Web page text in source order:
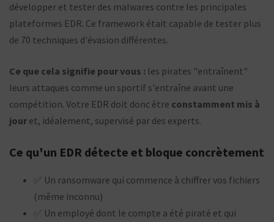
développer et tester des malwares contre les principales
plateformes EDR. Ce framework était capable de tester plus
de 70 techniques d'évasion différentes.
Ce que cela signifie pour vous : les pirates "entraînent"
leurs attaques comme un sportif s'entraîne avant une
compétition. Votre EDR doit donc être constamment mis à
jour et, idéalement, supervisé par des experts.
Ce qu'un EDR détecte et bloque concrètement
✅ Un ransomware qui commence à chiffrer vos fichiers
(même inconnu)
✅ Un employé dont le compte a été piraté et qui